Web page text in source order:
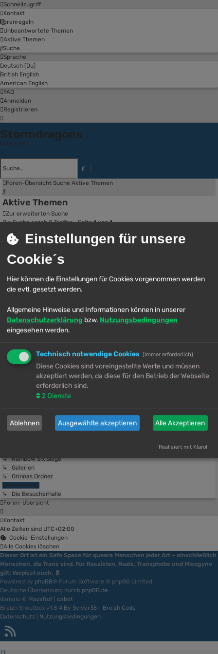
Schnellzugriff
Kontakt
Forenregeln
Unbeantwortete Themen
Aktive Themen
Suche
Sprache
Deutsch (Du)
British English
American English
FAQ
Anmelden
Registrieren
Stormdragons
Zum Inhalt
SucheSuche
Foren-Übersicht Suche Aktive Themen
Suche
Aktive Themen
Zur erweiterten Suche
Die Suche ergab 0 Treffer • Seite1von1
1
Zur erweiterten Suche
Gehe zu
Lobby
↳ Forenregeln
↳ Neuigkeiten- & Ankündigungen
↳ Intro Corner
↳ Lounge
↳ Geburtstage
↳ Spam- & Forenspiele
Final Fantasy XIV
↳ Smalltalk
↳ iRant
↳ Orinnas Ordner
↳ Ausschließlich NPCs
Andere Spiele
↳ Baldur's Gate 3
↳ Call of Duty
↳ Cyberpunk 2077
↳ Dragon Age
↳ Rainbow Six Siege
↳ Galerien
↳ Orinnas Ordner
Gästebereich
↳ Die Besucherhalle
Foren-Übersicht
Kontakt
Alle Zeiten sind UTC+02:00
Cookie-Einstellungen
Alle Cookies löschen
Dieser Ort ist ein Safe Space für queere Menschen jeder Art – einschließlich
Menschen, die Trans sind. Für Rassisten, Nazis, Transphobe und Misogyne
gilt: Verpisst euch. 🚪
Powered by phpBB® Forum Software © phpBB Limited
Deutsche Übersetzung durch phpBB.de
damaïo © Mazeltof
cabot
Breizh Shoutbox v1.8.4 By Sylver35 - Breizh Code
Datenschutz
Nutzungsbedingungen
Einstellungen für unsere
Cookie´s
Hier können die Einstellungen für Cookies vorgenommen werden
die evtl. gesetzt werden.
Allgemeine Hinweise und Informationen können in unserer
Datenschutzerklärung bzw. Nutzungsbedingungen
eingesehen werden.
Technisch notwendige Cookies (immer erforderlich)
Diese Cookies sind voreingestellte Werte und müssen
akzeptiert werden, da diese für den Betrieb der Webseite
erforderlich sind.
2 Dienste
Ablehnen Ausgewählte akzeptieren Alle Akzeptieren
Realisiert mit Klaro!